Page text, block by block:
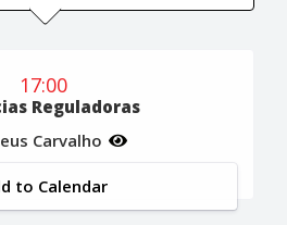
17:00
Reguladoras
Carvalho
to Calendar